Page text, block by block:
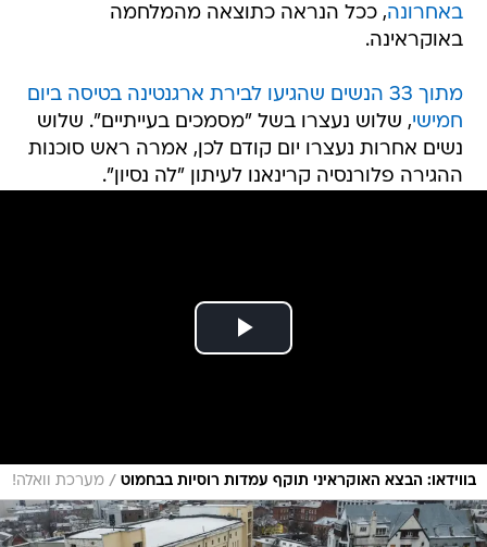
באחרונה, ככל הנראה כתוצאה מהמלחמה
באוקראינה.
מתוך 33 הנשים שהגיעו לבירת ארגנטינה בטיסה ביום
חמישי, שלוש נעצרו בשל "מסמכים בעייתיים". שלוש
נשים אחרות נעצרו יום קודם לכן, אמרה ראש סוכנות
ההגירה פלורנסיה קרינאנו לעיתון "לה נסיון".
בווידאו: הבצא האוקראיני תוקף עמדות רוסיות בבחמוט / מערכת וואלה!